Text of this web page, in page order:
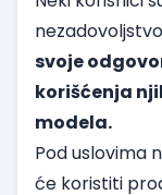
svoje
korišćenja
modela.
Pod uslovima
će koristiti